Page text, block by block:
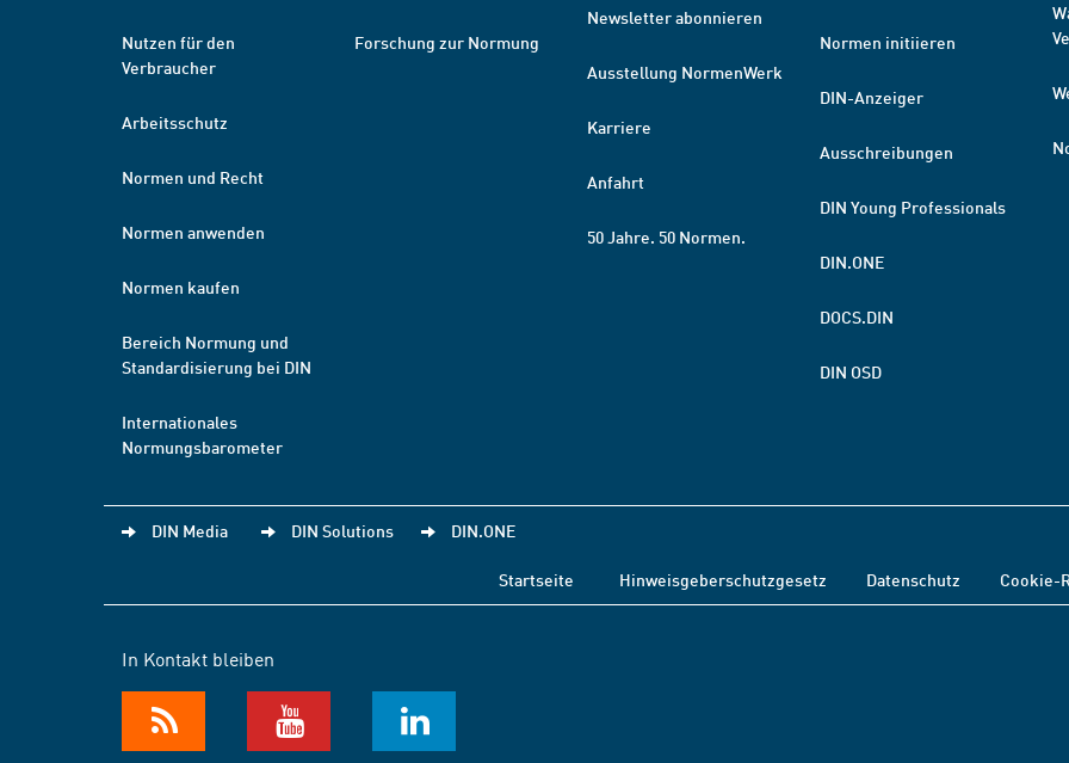
Nutzen für den
Verbraucher
Arbeitsschutz
Normen und Recht
Normen anwenden
Normen kaufen
Bereich Normung und
Standardisierung bei DIN
Internationales
Normungsbarometer
Forschung zur Normung
Newsletter abonnieren
Ausstellung NormenWerk
Karriere
Anfahrt
50 Jahre. 50 Normen.
Normen initiieren
DIN-Anzeiger
Ausschreibungen
DIN Young Professionals
DIN.ONE
DOCS.DIN
DIN OSD
DIN Media DIN Solutions DIN.ONE
Startseite Hinweisgeberschutzgesetz Datenschutz Cookie-
In Kontakt bleiben